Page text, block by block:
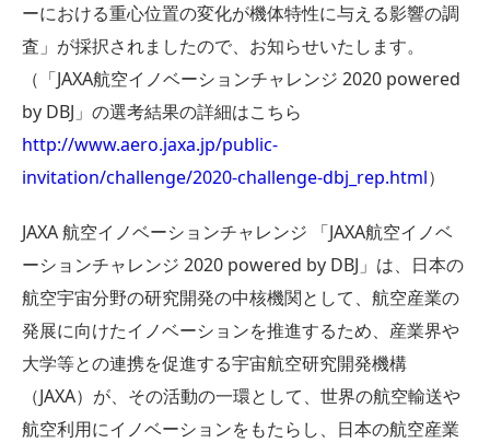
ーにおける重心位置の変化が機体特性に与える影響の調
査」が採択されましたので、お知らせいたします。
（「JAXA航空イノベーションチャレンジ 2020 powered
by DBJ」の選考結果の詳細はこちら
http://www.aero.jaxa.jp/public-
invitation/challenge/2020-challenge-dbj_rep.html）
JAXA 航空イノベーションチャレンジ 「JAXA航空イノベ
ーションチャレンジ 2020 powered by DBJ」は、日本の
航空宇宙分野の研究開発の中核機関として、航空産業の
発展に向けたイノベーションを推進するため、産業界や
大学等との連携を促進する宇宙航空研究開発機構
（JAXA）が、その活動の一環として、世界の航空輸送や
航空利用にイノベーションをもたらし、日本の航空産業